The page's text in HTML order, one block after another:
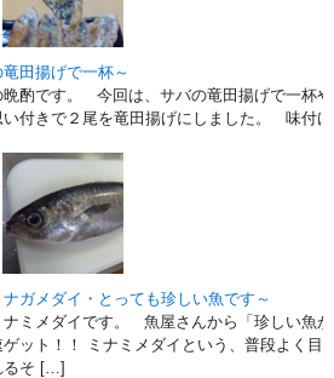
田揚げで一杯～
酌です。 今回は、サバの竜田揚げで一杯
い付きで２尾を竜田揚げにしました。 味付
ガメダイ・とっても珍しい魚です～
メダイです。 魚屋さんから「珍しい魚が
ット！！ ミナミメダイという、普段よく目
るそ […]